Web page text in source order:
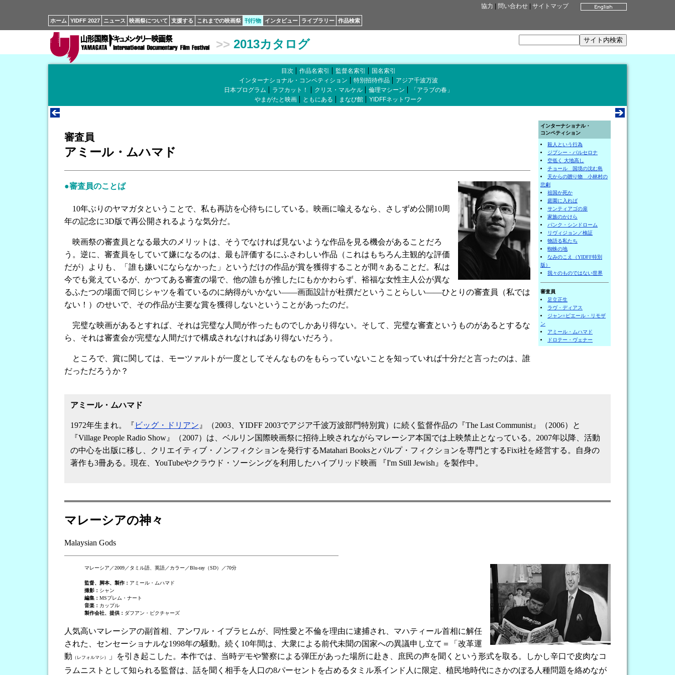
協力 問い合わせ サイトマップ
ホーム YIDFF 2027 ニュース 映画祭について 支援する これまでの映画祭 刊行物 インタビュー ライブラリー 作品検索
>> 2013カタログ
目次 作品名索引 監督名索引
国名索引
インターナショナル・コンペティション
特別招待作品
アジア千波万波
日本プログラム
ラフカット！ クリス・マルケル 倫理マシーン
「アラブの春」
やまがたと映画
ともにある まなび館 YIDFFネットワーク
インターナショナル・
コンペティション
殺人という行為
ジプシー・バルセロナ
空低く 大地高し
チョール 国境の沈む島
天からの贈り物 小林村の
悲劇
祖国か死か
庭園に入れば
サンティアゴの扉
家族のかけら
パンク・シンドローム
リヴィジョン／検証
物語る私たち
蜘蛛の地
なみのこえ（YIDFF特別
版）
我々のものではない世界
審査員
足立正生
ラヴ・ディアス
ジャン=ピエール・リモザ
ン
アミール・ムハマド
ドロテー・ヴェナー
審査員
アミール・ムハマド
●審査員のことば
10年ぶりのヤマガタということで、私も再訪を心待ちにしている。映画に喩えるなら、さしずめ公開10周
年の記念に3D版で再公開されるような気分だ。
映画祭の審査員となる最大のメリットは、そうでなければ見ないような作品を見る機会があることだろ
う。逆に、審査員をしていて嫌になるのは、最も評価するにふさわしい作品（これはもちろん主観的な評価
だが）よりも、「誰も嫌いにならなかった」というだけの作品が賞を獲得することが間々あることだ。私は
今でも覚えているが、かつてある審査の場で、他の誰もが推したにもかかわらず、裕福な女性主人公が異な
るふたつの場面で同じシャツを着ているのに納得がいかない――画面設計が杜撰だということらしい――ひとりの審査員（私では
ない！）のせいで、その作品が主要な賞を獲得しないということがあったのだ。
完璧な映画があるとすれば、それは完璧な人間が作ったものでしかあり得ない。そして、完璧な審査というものがあるとするな
ら、それは審査会が完璧な人間だけで構成されなければあり得ないだろう。
ところで、賞に関しては、モーツァルトが一度としてそんなものをもらっていないことを知っていれば十分だと言ったのは、誰
だっただろうか？
アミール・ムハマド
1972年生まれ。『 ビッグ・ドリアン 』（2003、YIDFF 2003でアジア千波万波部門特別賞）に続く監督作品の『The Last Communist』（2006）と
『Village People Radio Show』（2007）は、ベルリン国際映画祭に招待上映されながらマレーシア本国では上映禁止となっている。2007年以降、活動
の中心を出版に移し、クリエイティブ・ノンフィクションを発行するMatahari Booksとパルプ・フィクションを専門とするFixi社を経営する。自身の
著作も3冊ある。現在、YouTubeやクラウド・ソーシングを利用したハイブリッド映画 『I'm Still Jewish』を製作中。
マレーシアの神々
Malaysian Gods
マレーシア／2009／タミル語、英語／カラー／Blu-ray（SD）／70分
監督、脚本、製作： アミール・ムハマド
撮影： シャン
編集： MSプレム・ナート
音楽： カップル
製作会社、提供： ダフアン・ピクチャーズ
人気高いマレーシアの副首相、アンワル・イブラヒムが、同性愛と不倫を理由に逮捕され、マハティール首相に解任
された、センセーショナルな1998年の騒動。続く10年間は、大衆による前代未聞の国家への異議申し立て＝「改革運
動 （レフォルマシ）
」を引き起こした。本作では、当時デモや警察による弾圧があった場所に赴き、庶民の声を聞くという形式を取る。しかし辛口で皮肉なコ
ラムニストとして知られる監督は、話を聞く相手を人口の8パーセントを占めるタミル系インド人に限定、植民地時代にさかのぼる人種問題を絡めなが